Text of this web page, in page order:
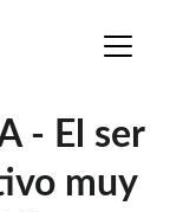
- El ser
muy